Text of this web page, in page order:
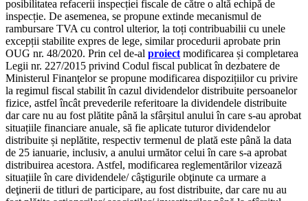
posibilitatea refacerii inspecției fiscale de către o altă echipă de
inspecție. De asemenea, se propune extinde mecanismul de
rambursare TVA cu control ulterior, la toți contribuabilii cu unele
excepții stabilite expres de lege, similar procedurii aprobate prin
OUG nr. 48/2020. Prin cel de-al proiect modificarea și completarea
Legii nr. 227/2015 privind Codul fiscal publicat în dezbatere de
Ministerul Finanţelor se propune modificarea dispozițiilor cu privire
la regimul fiscal stabilit în cazul dividendelor distribuite persoanelor
fizice, astfel încât prevederile referitoare la dividendele distribuite
dar care nu au fost plătite până la sfârșitul anului în care s-au aprobat
situațiile financiare anuale, să fie aplicate tuturor dividendelor
distribuite și neplătite, respectiv termenul de plată este până la data
de 25 ianuarie, inclusiv, a anului următor celui în care s-a aprobat
distribuirea acestora. Astfel, modificarea reglementărilor vizează
situațiile în care dividendele/ câştigurile obţinute ca urmare a
deţinerii de titluri de participare, au fost distribuite, dar care nu au